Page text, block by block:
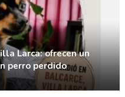
Larca: ofrecen un
perro perdido